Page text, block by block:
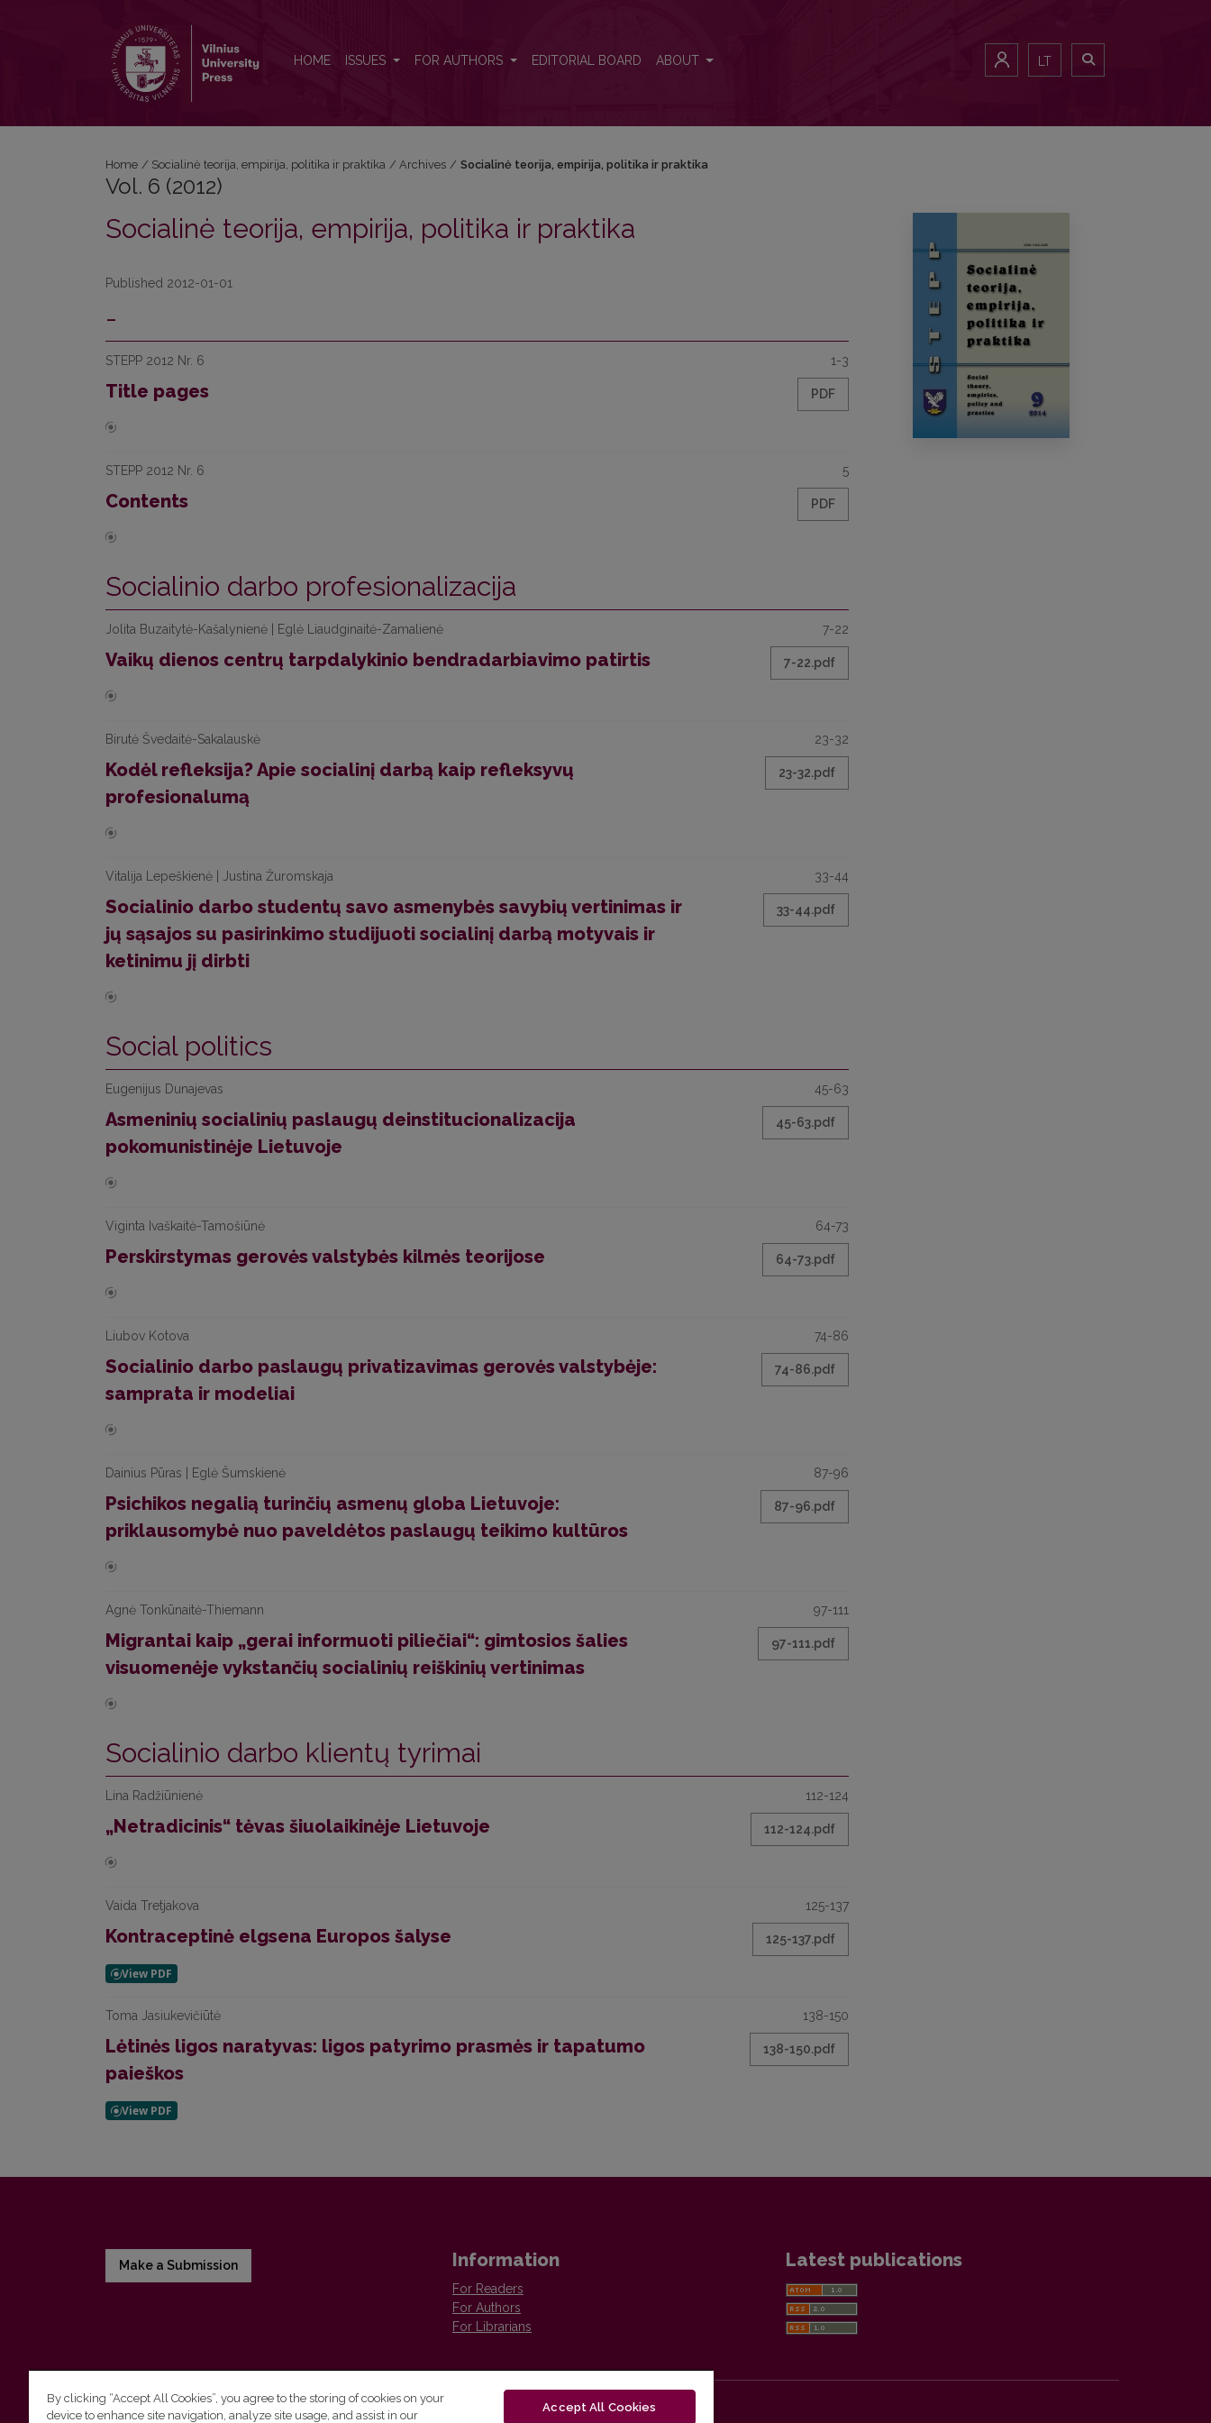
HOME ISSUES FOR AUTHORS EDITORIAL BOARD ABOUT LT
Home / Socialinė teorija, empirija, politika ir praktika / Archives / Socialinė teorija, empirija, politika ir praktika
Vol. 6 (2012)
Socialinė teorija, empirija, politika ir praktika
Published 2012-01-01
-
STEPP 2012 Nr. 6
Title pages
1-3
PDF
STEPP 2012 Nr. 6
Contents
5
PDF
Socialinio darbo profesionalizacija
Jolita Buzaitytė-Kašalynienė | Eglė Liaudginaitė-Zamalienė
Vaikų dienos centrų tarpdalykinio bendradarbiavimo patirtis
7-22
7-22.pdf
Birutė Švedaitė-Sakalauskė
Kodėl refleksija? Apie socialinį darbą kaip refleksyvų
profesionalumą
23-32
23-32.pdf
Vitalija Lepeškienė | Justina Žuromskaja
Socialinio darbo studentų savo asmenybės savybių vertinimas ir
jų sąsajos su pasirinkimo studijuoti socialinį darbą motyvais ir
ketinimu jį dirbti
33-44
33-44.pdf
Social politics
Eugenijus Dunajevas
Asmeninių socialinių paslaugų deinstitucionalizacija
pokomunistinėje Lietuvoje
45-63
45-63.pdf
Viginta Ivaškaitė-Tamošiūnė
Perskirstymas gerovės valstybės kilmės teorijose
64-73
64-73.pdf
Liubov Kotova
Socialinio darbo paslaugų privatizavimas gerovės valstybėje:
samprata ir modeliai
74-86
74-86.pdf
Dainius Pūras | Eglė Šumskienė
Psichikos negalią turinčių asmenų globa Lietuvoje:
priklausomybė nuo paveldėtos paslaugų teikimo kultūros
87-96
87-96.pdf
Agnė Tonkūnaitė-Thiemann
Migrantai kaip „gerai informuoti piliečiai“: gimtosios šalies
visuomenėje vykstančių socialinių reiškinių vertinimas
97-111
97-111.pdf
Socialinio darbo klientų tyrimai
Lina Radžiūnienė
„Netradicinis“ tėvas šiuolaikinėje Lietuvoje
112-124
112-124.pdf
Vaida Tretjakova
Kontraceptinė elgsena Europos šalyse
125-137
125-137.pdf
Toma Jasiukevičiūtė
Lėtinės ligos naratyvas: ligos patyrimo prasmės ir tapatumo
paieškos
138-150
138-150.pdf
Make a Submission Information
For Readers
For Authors
For Librarians
Latest publications
By clicking “Accept All Cookies”, you agree to the storing of cookies on your
device to enhance site navigation, analyze site usage, and assist in our
Accept All Cookies